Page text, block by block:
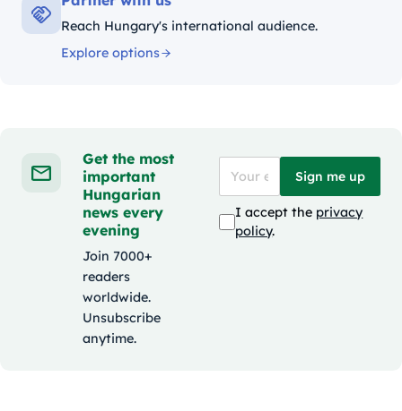
Reach Hungary's international audience.
Explore options
Get the most
important
Hungarian
news every
evening
Join 7000+
readers
worldwide.
Unsubscribe
anytime.
Sign me up
I accept the privacy
policy.